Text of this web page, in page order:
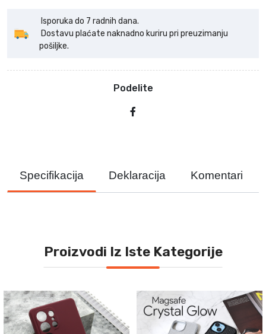
Isporuka do 7 radnih dana.
Dostavu plaćate naknadno kuriru pri preuzimanju
pošiljke.
Podelite
Specifikacija Deklaracija Komentari
Proizvodi Iz Iste Kategorije